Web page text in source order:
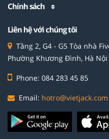
Chính sách
Liên hệ với chúng tôi
Tầng 2, G4 - G5 Tòa nhà
Phường Khương Đình, Hà Nội
Phone: 084 283 45 85
Email: hotro@vietjack.com